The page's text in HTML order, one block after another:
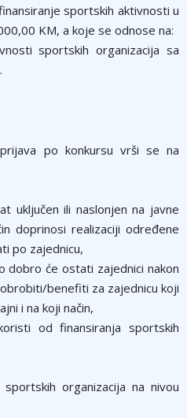
sportskih aktivnosti u
KM, a koje se odnose na:
sportskih organizacija sa
po konkursu vrši se na
uklјučen ili naslonjen na javne
doprinosi realizaciji određene
po zajednicu,
dobro će ostati zajednici nakon
benefiti za zajednicu koji
i na koji način,
od finansiranja sportskih
organizacija na nivou